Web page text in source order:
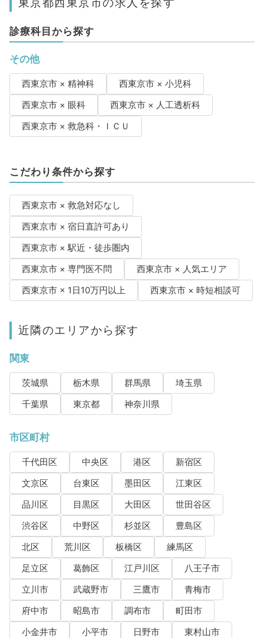
診療科目から探す
その他
西東京市 × 精神科
西東京市 × 小児科
西東京市 × 眼科
西東京市 × 人工透析科
西東京市 × 救急科・ＩＣＵ
こだわり条件から探す
西東京市 × 救急対応なし
西東京市 × 宿日直許可あり
西東京市 × 駅近・徒歩圏内
西東京市 × 専門医不問
西東京市 × 人気エリア
西東京市 × 1日10万円以上
西東京市 × 時短相談可
近隣のエリアから探す
関東
茨城県 栃木県 群馬県
埼玉県
千葉県
東京都 神奈川県
市区町村
千代田区 中央区 港区
新宿区
文京区
台東区 墨田区
江東区
品川区
目黒区 大田区
世田谷区
渋谷区
中野区 杉並区
豊島区
北区
荒川区 板橋区
練馬区
足立区
葛飾区 江戸川区
八王子市
立川市
武蔵野市 三鷹市
青梅市
府中市
昭島市 調布市
町田市
小金井市
小平市 日野市
東村山市